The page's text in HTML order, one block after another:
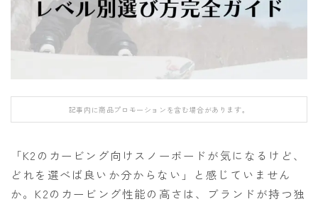
BURTON
CAPiTA
DRAKE
FANATIC
FNTC
GNU
記事内に商品プロモーションを含む場合があります。
「K2のカービング向けスノーボードが気になるけど、
どれを選べば良いか分からない」と感じていません
か。K2のカービング性能の高さは、ブランドが持つ独